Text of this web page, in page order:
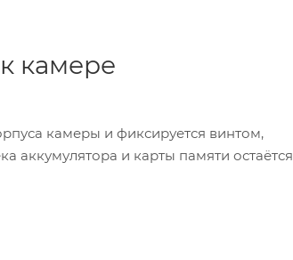
камере
камеры и фиксируется винтом,
аккумулятора и карты памяти остаётся